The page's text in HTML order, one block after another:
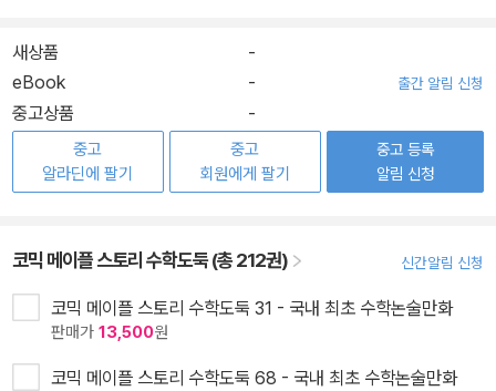
새상품
-
eBook
- 출간 알림 신청
중고상품 -
중고
알라딘에 팔기
중고
회원에게 팔기
중고 등록
알림 신청
코믹 메이플 스토리 수학도둑 (총 212권) 신간알림 신청
코믹 메이플 스토리 수학도둑 31 - 국내 최초 수학논술만화
판매가 13,500원
코믹 메이플 스토리 수학도둑 68 - 국내 최초 수학논술만화